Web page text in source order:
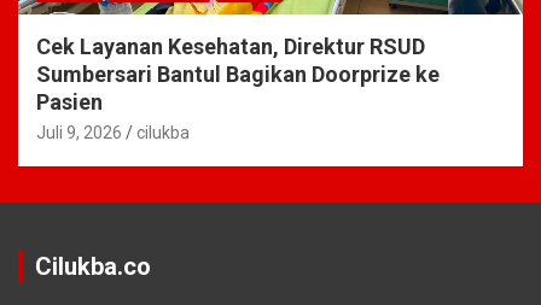
Cek Layanan Kesehatan, Direktur RSUD
Sumbersari Bantul Bagikan Doorprize ke
Pasien
Juli 9, 2026 cilukba
Cilukba.co